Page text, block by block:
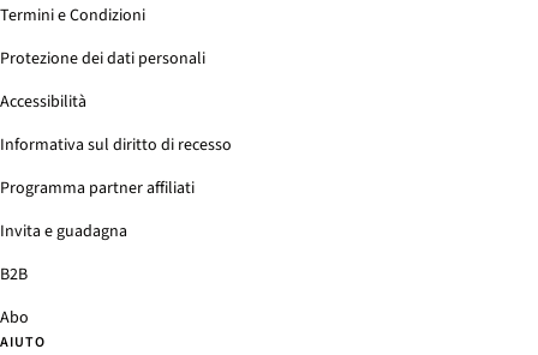
Termini e Condizioni
Protezione dei dati personali
Accessibilità
Informativa sul diritto di recesso
Programma partner affiliati
Invita e guadagna
B2B
Abo
AIUTO